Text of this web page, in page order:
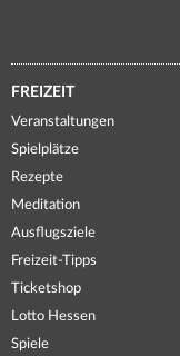
FREIZEIT
Veranstaltungen
Spielplätze
Rezepte
Meditation
Ausflugsziele
Freizeit-Tipps
Ticketshop
Lotto Hessen
Spiele